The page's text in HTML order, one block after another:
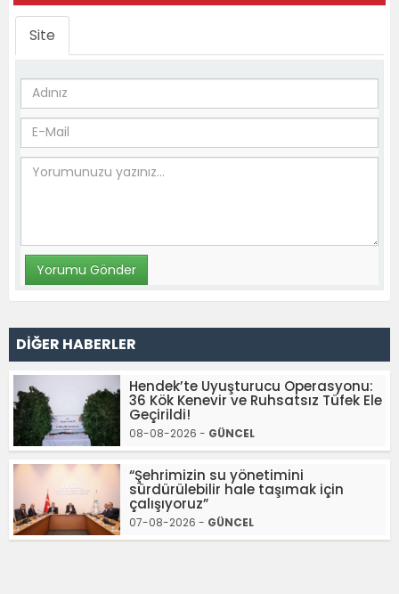
Site
DİĞER HABERLER
Hendek’te Uyuşturucu Operasyonu:
36 Kök Kenevir ve Ruhsatsız Tüfek Ele
Geçirildi!
08-08-2026 - GÜNCEL
“Şehrimizin su yönetimini
sürdürülebilir hale taşımak için
çalışıyoruz”
07-08-2026 - GÜNCEL